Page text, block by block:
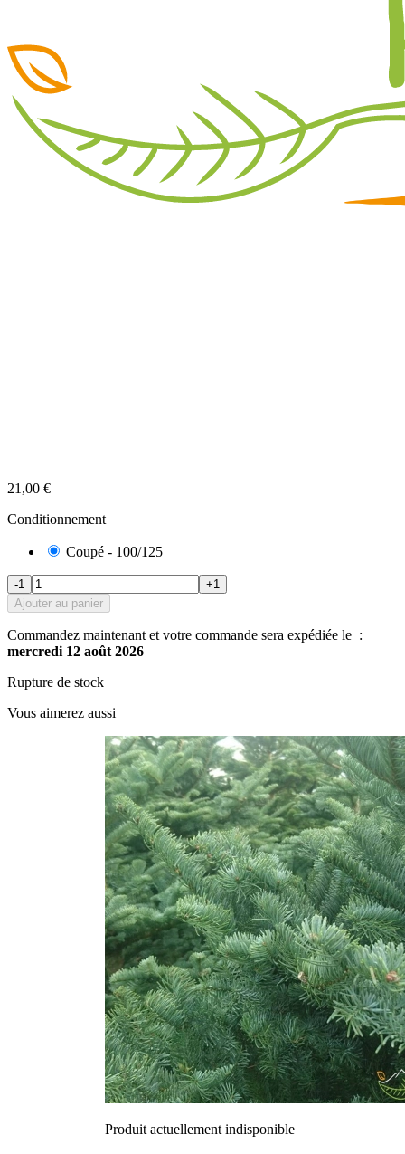
21,00 €
Conditionnement
Coupé - 100/125
-1
+1
Ajouter au panier
Commandez maintenant et votre commande sera expédiée le :
mercredi 12 août 2026
Rupture de stock
Vous aimerez aussi
Produit actuellement indisponible